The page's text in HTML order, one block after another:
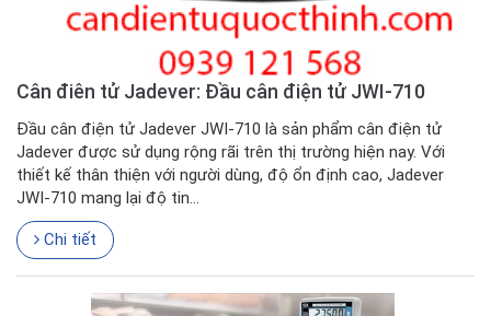
Cân điên tử Jadever: Đầu cân điện tử JWI-710
Đầu cân điện tử Jadever JWI-710 là sản phẩm cân điện tử
Jadever được sử dụng rộng rãi trên thị trường hiện nay. Với
thiết kế thân thiện với người dùng, độ ổn định cao, Jadever
JWI-710 mang lại độ tin...
Chi tiết